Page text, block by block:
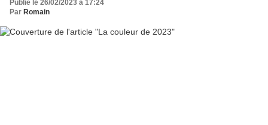
Publié le 26/02/2023 à 17:24
Par Romain